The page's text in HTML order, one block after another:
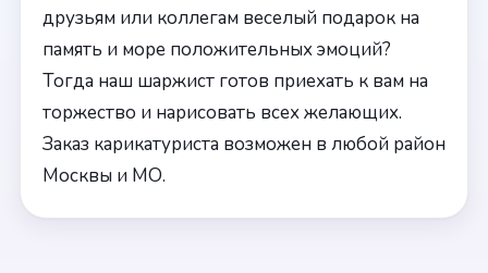
друзьям или коллегам веселый подарок на
память и море положительных эмоций?
Тогда наш шаржист готов приехать к вам на
торжество и нарисовать всех желающих.
Заказ карикатуриста возможен в любой район
Москвы и МО.